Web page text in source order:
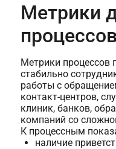
Метрики
процессов
Метрики процессов
стабильно
работы с
контакт-центров,
клиник, банков,
компаний со
К процессным
наличие